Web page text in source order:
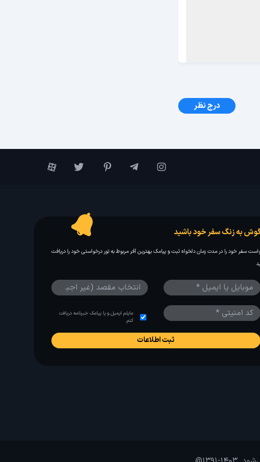
درج نظر
به زنگ سفر خود باشید
سفر خود را در مدت زمان دلخواه ثبت و پیامک بهترین آفر مربوط به تور درخواستی خود را دریافت
مایلم ایمیل و یا پیامک خبرنامه دریافت
کنم.